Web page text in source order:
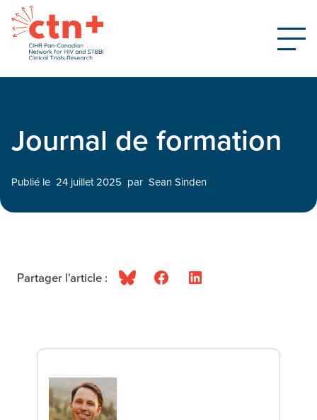
Journal de formation
Publié le 24 juillet 2025 par Sean Sinden
Partager l'article : BlueskyFacebookLinkedIn